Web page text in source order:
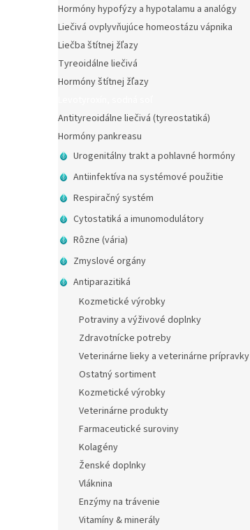
Hormóny hypofýzy a hypotalamu a analógy
Liečivá ovplyvňujúce homeostázu vápnika
Liečba štítnej žľazy
Tyreoidálne liečivá
Hormóny štítnej žľazy
Antityreoidálne liečivá (tyreostatiká)
Hormóny pankreasu
Urogenitálny trakt a pohlavné hormóny
Antiinfektíva na systémové použitie
Respiračný systém
Cytostatiká a imunomodulátory
Rôzne (vária)
Zmyslové orgány
Antiparazitiká
Kozmetické výrobky
Potraviny a výživové doplnky
Zdravotnícke potreby
Veterinárne lieky a veterinárne prípravky
Ostatný sortiment
Kozmetické výrobky
Veterinárne produkty
Farmaceutické suroviny
Kolagény
Ženské doplnky
Vláknina
Enzýmy na trávenie
Vitamíny & minerály